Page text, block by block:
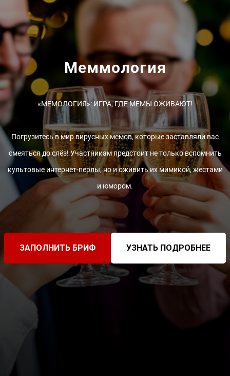
Меммология
«МЕМОЛОГИЯ»: ИГРА, ГДЕ МЕМЫ ОЖИВАЮТ!
Погрузитесь в мир вирусных мемов, которые заставляли вас
смеяться до слёз! Участникам предстоит не только вспомнить
культовые интернет-перлы, но и оживить их мимикой, жестами
и юмором.
ЗАПОЛНИТЬ БРИФ УЗНАТЬ ПОДРОБНЕЕ